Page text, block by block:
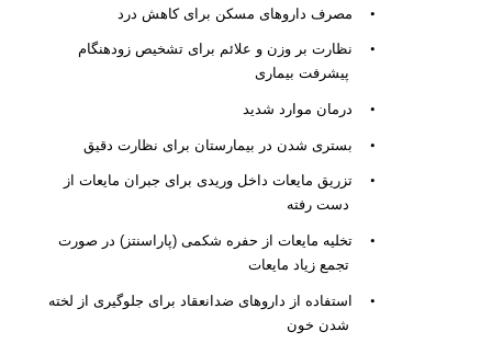
• مصرف داروهای مسکن برای کاهش درد
•
نظارت بر وزن و علائم برای تشخیص زودهنگام
پیشرفت بیماری
• درمان موارد شدید
• بستری شدن در بیمارستان برای نظارت دقیق
•
تزریق مایعات داخل وریدی برای جبران مایعات از
دست رفته
•
تخلیه مایعات از حفره شکمی (پاراسنتز) در صورت
تجمع زیاد مایعات
•
استفاده از داروهای ضدانعقاد برای جلوگیری از لخته
شدن خون